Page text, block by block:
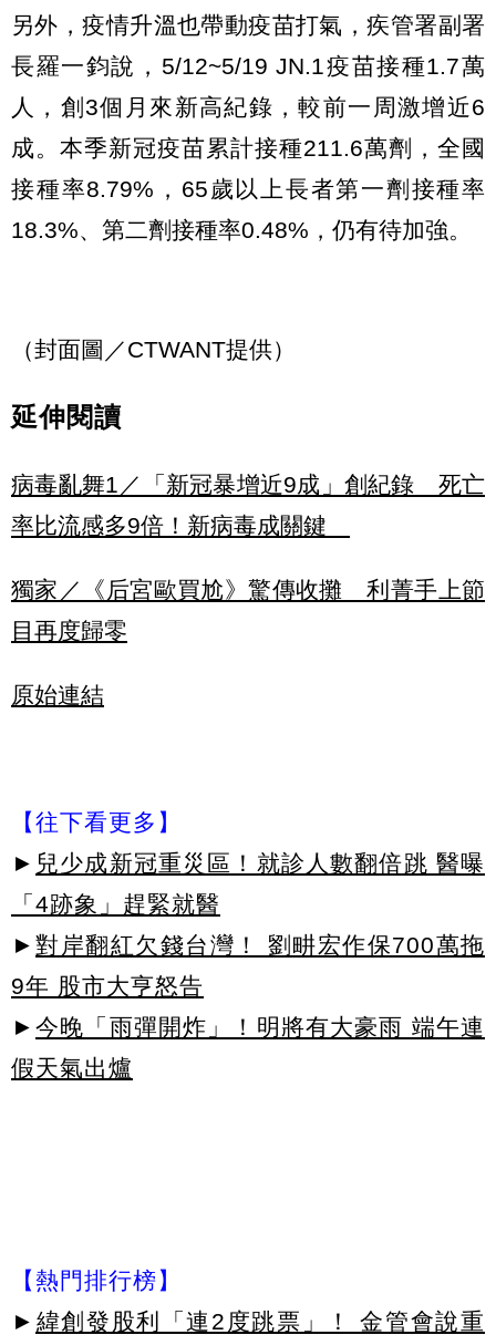
另外，疫情升溫也帶動疫苗打氣，疾管署副署
長羅一鈞說，5/12~5/19 JN.1疫苗接種1.7萬
人，創3個月來新高紀錄，較前一周激增近6
成。本季新冠疫苗累計接種211.6萬劑，全國
接種率8.79%，65歲以上長者第一劑接種率
18.3%、第二劑接種率0.48%，仍有待加強。
（封面圖／CTWANT提供）
延伸閱讀
病毒亂舞1／「新冠暴增近9成」創紀錄 死亡
率比流感多9倍！新病毒成關鍵
獨家／《后宮歐買尬》驚傳收攤 利菁手上節
目再度歸零
原始連結
【往下看更多】
► 兒少成新冠重災區！就診人數翻倍跳 醫曝
「4跡象」趕緊就醫
► 對岸翻紅欠錢台灣！ 劉畊宏作保700萬拖
9年 股市大亨怒告
► 今晚「雨彈開炸」！明將有大豪雨 端午連
假天氣出爐
【熱門排行榜】
► 緯創發股利「連2度跳票」！ 金管會說重